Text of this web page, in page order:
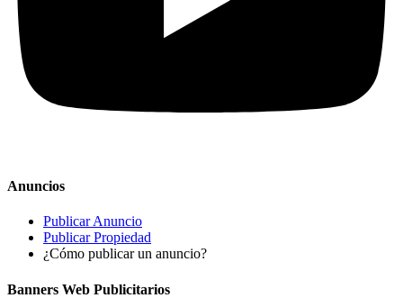
Anuncios
Publicar Anuncio
Publicar Propiedad
¿Cómo publicar un anuncio?
Banners Web Publicitarios